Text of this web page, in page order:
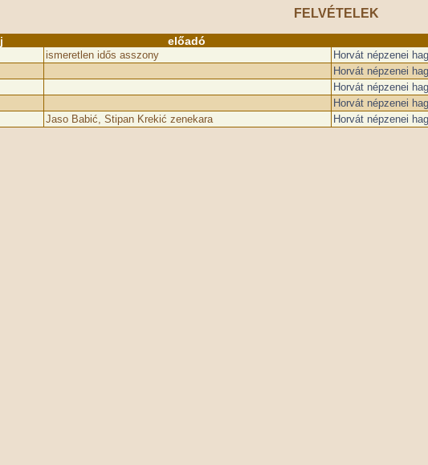
FELVÉTELEK
előadó
ismeretlen idős asszony Horvát népzenei
Horvát népzenei
Horvát népzenei
Horvát népzenei
Jaso Babić, Stipan Krekić zenekara Horvát népzenei